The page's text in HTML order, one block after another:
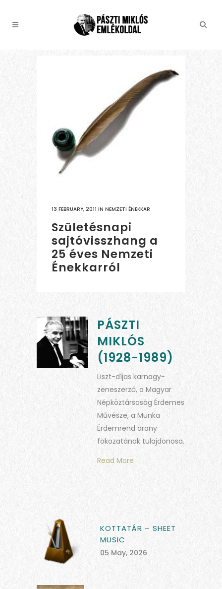
13 FEBRUARY, 2011 IN NEMZETI ÉNEKKAR
Születésnapi
sajtóvisszhang a
25 éves Nemzeti
Énekkarról
PÁSZTI
MIKLÓS
(1928-1989)
Liszt-díjas karnagy-
zeneszerző, a Magyar
Népköztársaság Érdemes
Művésze, a Munka
Érdemrend arany
fokozatának tulajdonosa.
Read More
KOTTATÁR – SHEET
MUSIC
05 May, 2026